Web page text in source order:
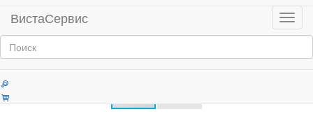
Меню
ВистаСервис
Главная Продукция
Категории